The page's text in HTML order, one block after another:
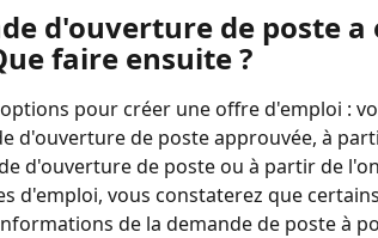
d'ouverture de poste a
faire ensuite ?
pour créer une offre d'emploi :
d'ouverture de poste approuvée, à
d'ouverture de poste ou à partir de
d'emploi, vous constaterez que
de la demande de poste à